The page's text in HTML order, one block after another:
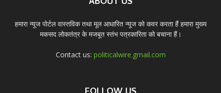
हमारा न्यूज पोर्टल वास्तविक तथा मूल आधारित न्यूज को कवर करता हैं हमारा मुख्य
मकसद लोकतंत्र के मजबूत स्तंभ पत्रकारिता को बचाना हैं।
Contact us: politicalwire.gmail.com